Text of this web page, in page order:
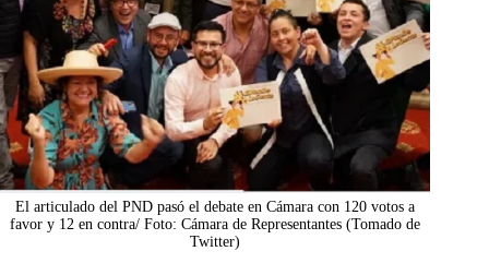
El articulado del PND pasó el debate en Cámara con 120 votos a
favor y 12 en contra/ Foto: Cámara de Representantes (Tomado de
Twitter)